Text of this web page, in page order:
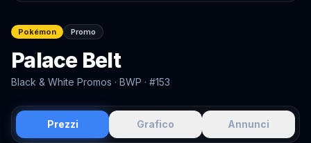
Pokémon Promo
Palace Belt
Black & White Promos · BWP · #153
Prezzi Grafico Annunci